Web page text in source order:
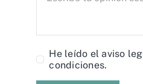
He leído elaviso
condiciones.